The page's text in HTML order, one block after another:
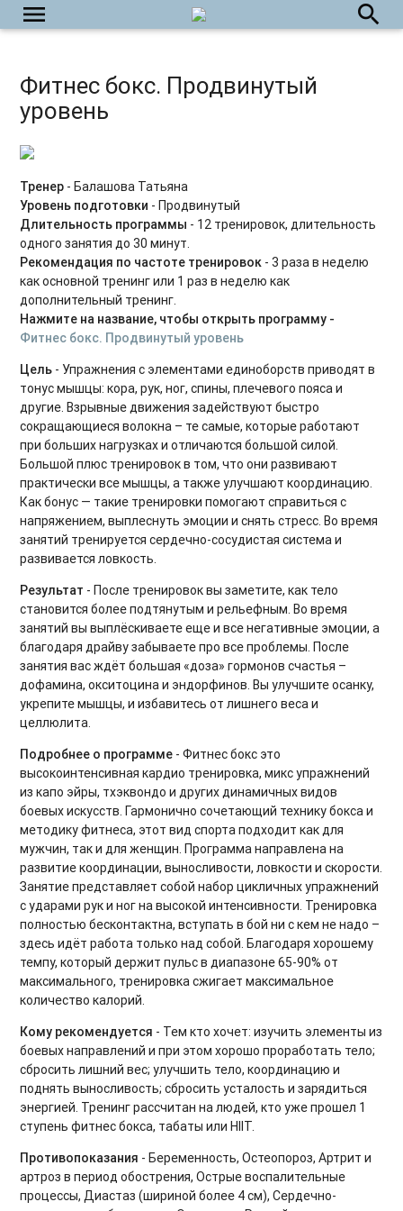
menu
HIIT на каждый день
Силовые интервальные тренировки
Силовые тренировки. Продвинутый уровень
Тренировки на мышцы кора
Вечерний релакс
Утренний комплекс
Power Yoga для начинающих
Тренировки на ягодицы
Восстановительный микс
Тренировки при диастазе
Фитнес бокс. Продвинутый уровень
Функциональные тренировки для продвинутых
Интервальные кардиотренировки
Gentle Fitness
Основы пилатеса
Динамическая растяжка. Продвинутый уровень
Силовые тренировки при ограничениях
Дыхательные практики
BOOTCAMP
Аштанга-йога
Табата для продвинутых
Утренние зарядки
Восстановление после силовых тренировок
Мягкие тренировки для спины
Фельденкрайз на все тело
Лимфодренажные тренировки
От фитбола до скакалки
search
Фитнес бокс. Продвинутый
уровень
Тренер - Балашова Татьяна
Уровень подготовки - Продвинутый
Длительность программы - 12 тренировок, длительность
одного занятия до 30 минут.
Рекомендация по частоте тренировок - 3 раза в неделю
как основной тренинг или 1 раз в неделю как
дополнительный тренинг.
Нажмите на название, чтобы открыть программу -
Фитнес бокс. Продвинутый уровень
Цель - Упражнения с элементами единоборств приводят в
тонус мышцы: кора, рук, ног, спины, плечевого пояса и
другие. Взрывные движения задействуют быстро
сокращающиеся волокна – те самые, которые работают
при больших нагрузках и отличаются большой силой.
Большой плюс тренировок в том, что они развивают
практически все мышцы, а также улучшают координацию.
Как бонус — такие тренировки помогают справиться с
напряжением, выплеснуть эмоции и снять стресс. Во время
занятий тренируется сердечно-сосудистая система и
развивается ловкость.
Результат - После тренировок вы заметите, как тело
становится более подтянутым и рельефным. Во время
занятий вы выплёскиваете еще и все негативные эмоции, а
благодаря драйву забываете про все проблемы. После
занятия вас ждёт большая «доза» гормонов счастья –
дофамина, окситоцина и эндорфинов. Вы улучшите осанку,
укрепите мышцы, и избавитесь от лишнего веса и
целлюлита.
Подробнее о программе - Фитнес бокс это
высокоинтенсивная кардио тренировка, микс упражнений
из капо эйры, тхэквондо и других динамичных видов
боевых искусств. Гармонично сочетающий технику бокса и
методику фитнеса, этот вид спорта подходит как для
мужчин, так и для женщин. Программа направлена на
развитие координации, выносливости, ловкости и скорости.
Занятие представляет собой набор цикличных упражнений
с ударами рук и ног на высокой интенсивности. Тренировка
полностью бесконтактна, вступать в бой ни с кем не надо –
здесь идёт работа только над собой. Благодаря хорошему
темпу, который держит пульс в диапазоне 65-90% от
максимального, тренировка сжигает максимальное
количество калорий.
Кому рекомендуется - Тем кто хочет: изучить элементы из
боевых направлений и при этом хорошо проработать тело;
сбросить лишний вес; улучшить тело, координацию и
поднять выносливость; сбросить усталость и зарядиться
энергией. Тренинг рассчитан на людей, кто уже прошел 1
ступень фитнес бокса, табаты или HIIT.
Противопоказания - Беременность, Остеопороз, Артрит и
артроз в период обострения, Острые воспалительные
процессы, Диастаз (шириной более 4 см), Сердечно-